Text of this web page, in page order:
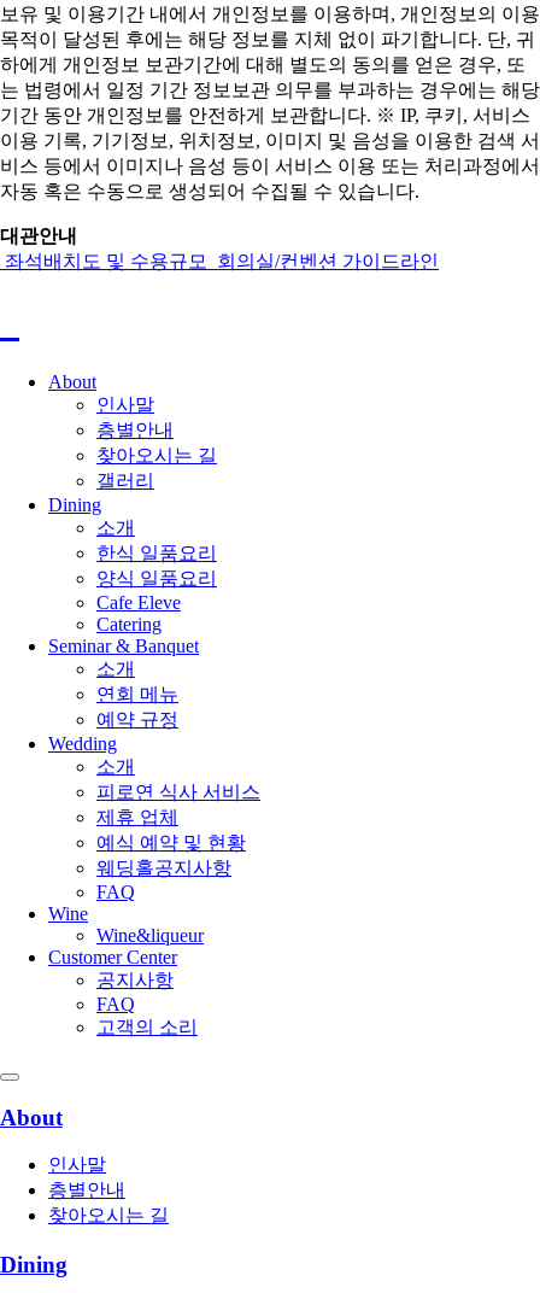
보유 및 이용기간 내에서 개인정보를 이용하며, 개인정보의 이용
목적이 달성된 후에는 해당 정보를 지체 없이 파기합니다. 단, 귀
하에게 개인정보 보관기간에 대해 별도의 동의를 얻은 경우, 또
는 법령에서 일정 기간 정보보관 의무를 부과하는 경우에는 해당
기간 동안 개인정보를 안전하게 보관합니다. ※ IP, 쿠키, 서비스
이용 기록, 기기정보, 위치정보, 이미지 및 음성을 이용한 검색 서
비스 등에서 이미지나 음성 등이 서비스 이용 또는 처리과정에서
자동 혹은 수동으로 생성되어 수집될 수 있습니다.
대관안내
좌석배치도 및 수용규모
회의실/컨벤션 가이드라인
About
인사말
층별안내
찾아오시는 길
갤러리
Dining
소개
한식 일품요리
양식 일품요리
Cafe Eleve
Catering
Seminar & Banquet
소개
연회 메뉴
예약 규정
Wedding
소개
피로연 식사 서비스
제휴 업체
예식 예약 및 현황
웨딩홀공지사항
FAQ
Wine
Wine&liqueur
Customer Center
공지사항
FAQ
고객의 소리
About
인사말
층별안내
찾아오시는 길
Dining